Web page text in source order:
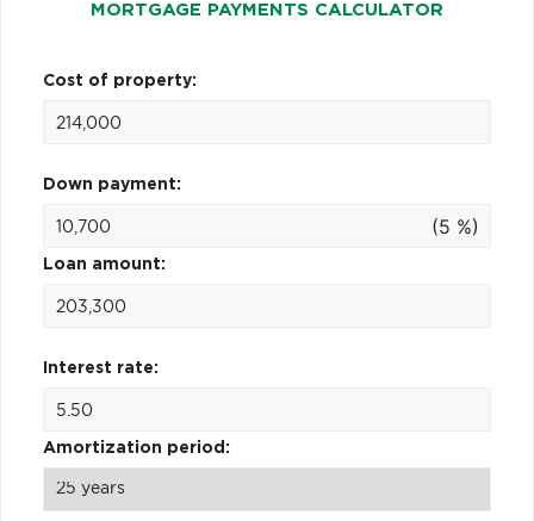
MORTGAGE PAYMENTS CALCULATOR
Cost of property:
Down payment:
(5 %)
Loan amount:
Interest rate:
Amortization period: